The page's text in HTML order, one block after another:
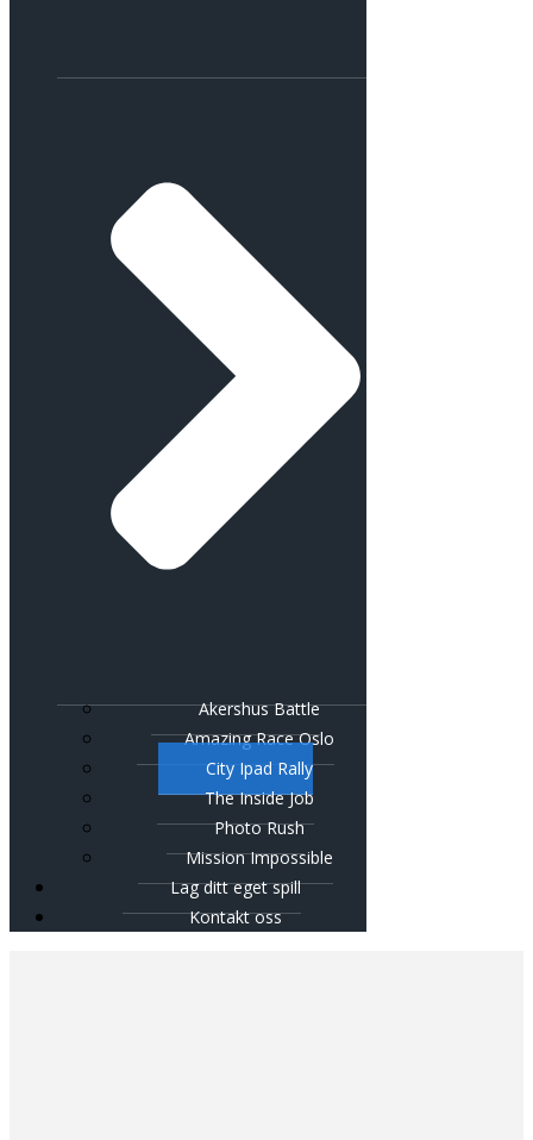
Akershus Battle
Amazing Race Oslo
City Ipad Rally
The Inside Job
Photo Rush
Mission Impossible
Lag ditt eget spill
Kontakt oss